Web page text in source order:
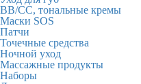
BB/CC, тональные кремы
Маски SOS
Патчи
Точечные средства
Ночной уход
Массажные продукты
Наборы